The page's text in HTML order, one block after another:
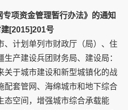
项资金管理暂行办法》的通知
号
计划单列市财政厅（局）、住
产建设兵团财务局、建设局：
关于城市建设和新型城镇化的战
配套管网、海绵城市和地下综合
态空间，增强城市综合承载能